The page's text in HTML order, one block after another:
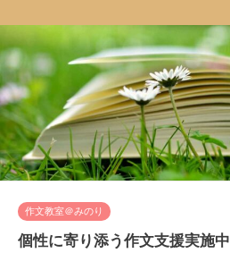
作文教室＠みのり
個性に寄り添う作文支援実施中